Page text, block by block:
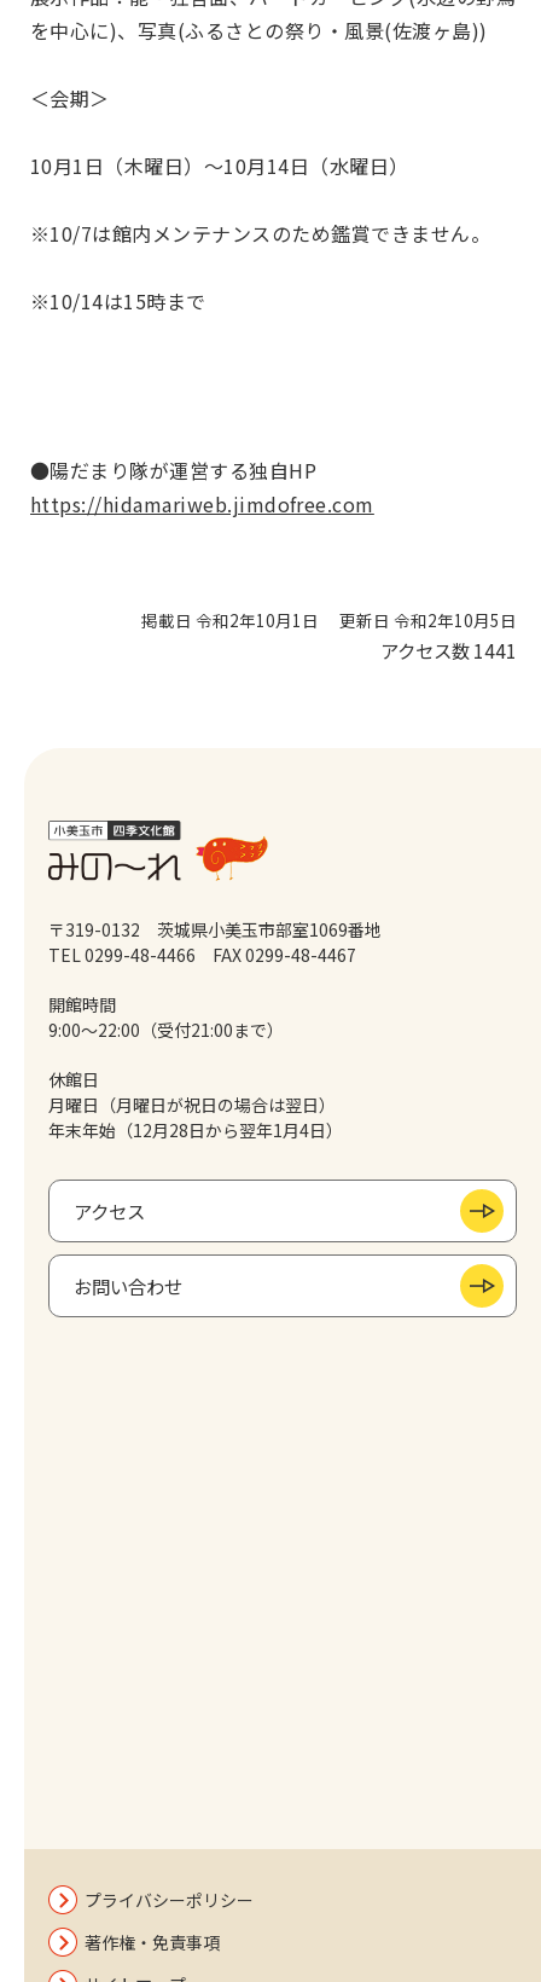
を中心に)、写真(ふるさとの祭り・風景(佐渡ヶ島))
＜会期＞
10月1日（木曜日）～10月14日（水曜日）
※10/7は館内メンテナンスのため鑑賞できません。
※10/14は15時まで
●陽だまり隊が運営する独自HP
https://hidamariweb.jimdofree.com
掲載日 令和2年10月1日 更新日 令和2年10月5日
アクセス数1441
〒319-0132 茨城県小美玉市部室1069番地
TEL 0299-48-4466
FAX 0299-48-4467
開館時間
9:00～22:00（受付21:00まで）
休館日
月曜日（月曜日が祝日の場合は翌日）
年末年始（12月28日から翌年1月4日）
アクセス
お問い合わせ
プライバシーポリシー
著作権・免責事項